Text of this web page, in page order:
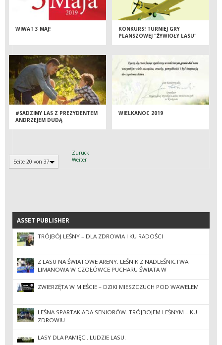
WIWAT 3 MAJ!
KONKURS! TURNIEJ GRY
PLANSZOWEJ "ŻYWIOŁY LASU"
#SADZIMY LAS Z PREZYDENTEM
ANDRZEJEM DUDĄ
WIELKANOC 2019
Seite 20 von 37
Zurück
Weiter
ASSET PUBLISHER
ASSET PUBLISHER
TRÓJBÓJ LEŚNY – DLA ZDROWIA I KU RADOŚCI
Z LASU NA ŚWIATOWE ARENY. LEŚNIK Z NADLEŚNICTWA
LIMANOWA W CZOŁÓWCE PUCHARU ŚWIATA W
PARATRIATLONIE
ZWIERZĘTA W MIEŚCIE – DZIKI MIESZCZUCH POD WAWELEM
LEŚNA SPARTAKIADA SENIORÓW. TRÓJBOJEM LEŚNYM – KU
ZDROWIU
LASY DLA PAMIĘCI. LUDZIE LASU.